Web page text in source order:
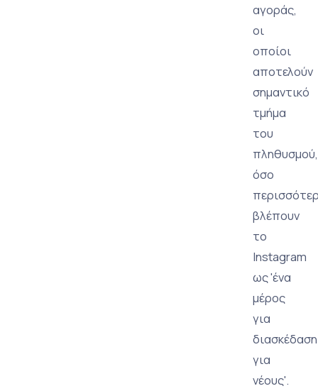
αγοράς,
οι
οποίοι
αποτελούν
σημαντικό
τμήμα
του
πληθυσμού,
όσο
βλέπουν
το
Instagram
ως 'ένα
μέρος
για
διασκέδαση
για
νέους'.